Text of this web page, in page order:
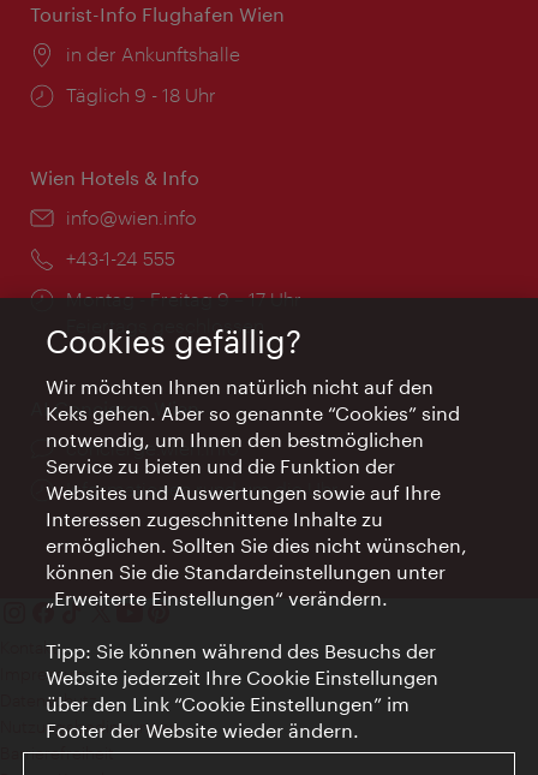
Tourist-Info Flughafen Wien
Ort:
in der Ankunftshalle
Öffnungszeiten:
Täglich 9 - 18 Uhr
Wien Hotels & Info
Email:
info@wien.info
Telefon:
+43-1-24 555
Öffnungszeiten:
Montag - Freitag 9 – 17 Uhr
Feiertags geschlossen
AI Concierge Wien
Ort:
concierge.wien.info
Öffnungszeiten:
Informationen rund um die Uhr
Kontakt
Impressum
Datenschutz
Nutzungsbedingungen
Barrierefreiheit
Cookies gefällig?
Wir möchten Ihnen natürlich nicht auf den
Keks gehen. Aber so genannte “Cookies” sind
notwendig, um Ihnen den bestmöglichen
Service zu bieten und die Funktion der
Websites und Auswertungen sowie auf Ihre
Interessen zugeschnittene Inhalte zu
ermöglichen. Sollten Sie dies nicht wünschen,
können Sie die Standardeinstellungen unter
„Erweiterte Einstellungen“ verändern.
Tipp: Sie können während des Besuchs der
Website jederzeit Ihre Cookie Einstellungen
über den Link “Cookie Einstellungen” im
Footer der Website wieder ändern.